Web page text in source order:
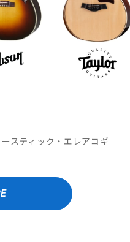
スティック・エレアコギ